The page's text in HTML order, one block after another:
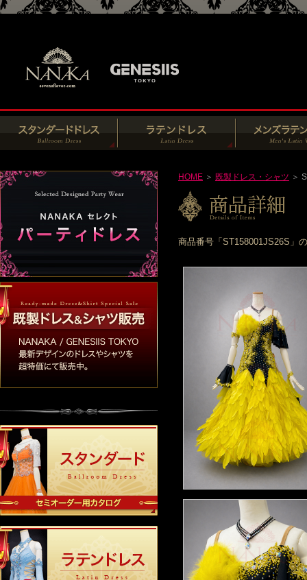
HOME ＞ 既製ドレス・シャツ ＞
商品番号「ST158001JS26S」